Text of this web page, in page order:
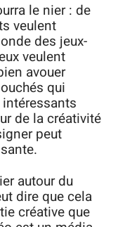
le nier : de
veulent
des jeux-
veulent
avouer
qui
de la créativité
peut
autour du
dire que cela
créative que